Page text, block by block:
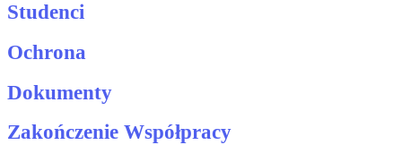
Studenci
Ochrona
Dokumenty
Zakończenie Współpracy